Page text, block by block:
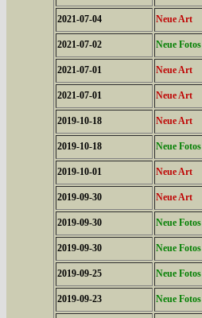
2021-07-04 Neue Art
2021-07-02 Neue Fotos
2021-07-01 Neue Art
2021-07-01 Neue Art
2019-10-18 Neue Art
2019-10-18 Neue Fotos
2019-10-01 Neue Art
2019-09-30 Neue Art
2019-09-30 Neue Fotos
2019-09-30 Neue Fotos
2019-09-25 Neue Fotos
2019-09-23 Neue Fotos